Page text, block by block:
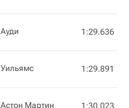
Ауди 1:29.636
Уильямс 1:29.891
Астон Мартин 1:30.023